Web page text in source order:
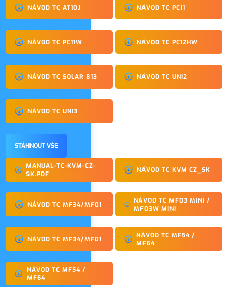
NÁVOD TC AT10J NÁVOD TC PC11
NÁVOD TC PC11W NÁVOD TC PC12HW
NÁVOD TC SOLAR 813 NÁVOD TC UNI2
NÁVOD TC UNI3
STÁHNOUT VŠE
MANUAL-TC-KVM-CZ-
SK.PDF
NÁVOD TC KVM CZ_SK
NÁVOD TC MF34/MF01
NÁVOD TC MF03 MINI /
MF03W MINI
NÁVOD TC MF34/MF01
NÁVOD TC MF54 /
MF64
NÁVOD TC MF54 /
MF64